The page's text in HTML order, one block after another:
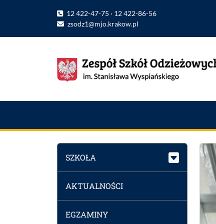
12 422-47-75 · 12 422-86-56
zsodz1@mjo.krakow.pl
SZKOŁA
AKTUALNOŚCI
EGZAMINY